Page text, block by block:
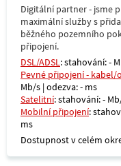
Digitální partner - jsme
maximální služby s
běžného pozemního
připojení.
DSL/ADSL: stahování: -
Pevné připojení - kabel/
Mb/s | odezva: - ms
Satelitní: stahování: -
Mobilní připojení:
ms
Dostupnost v celém